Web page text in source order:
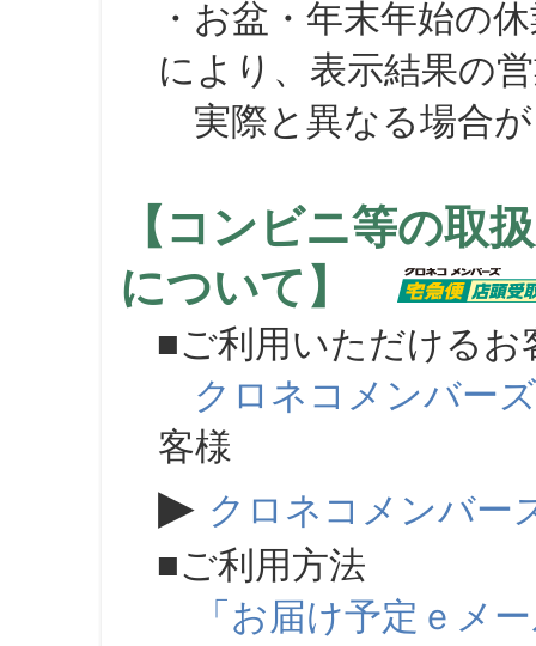
・お盆・年末年始の
により、表示結果の
実際と異なる場合が
【コンビニ等の取
について】
■ご利用いただけるお
クロネコメンバーズ
客様
▶ クロネコメンバー
■ご利用方法
「お届け予定ｅメ